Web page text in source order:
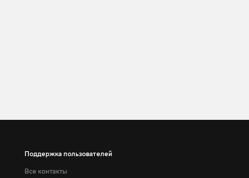
Поддержка пользователей
Все контакты